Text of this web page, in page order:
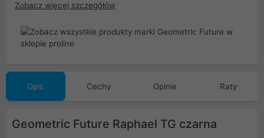
Zobacz więcej szczegółów
Opis Cechy Opinie Raty
Geometric Future Raphael TG czarna